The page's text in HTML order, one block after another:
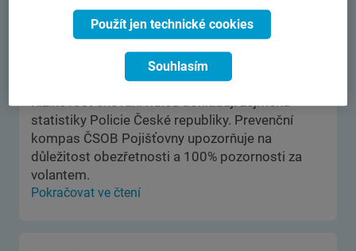
04.02. 2025
Jarní prázdniny a zvýšený počet aut na silnicích,
za volantem. To vše může (nejen) v tomto období
ohrožovat bezpečnou jízdu na vozovce.
Rizikovost chování řidičů dokládají zejména
statistiky Policie České republiky. Prevenční
kompas ČSOB Pojišťovny upozorňuje na
důležitost obezřetnosti a 100% pozornosti za
volantem.
Pokračovat ve čtení
Použít jen technické cookies
Souhlasím